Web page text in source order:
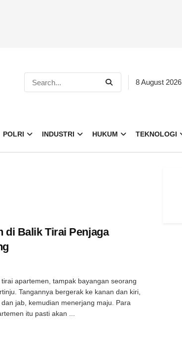
8 August 2026
POLRI INDUSTRI HUKUM TEKNOLOGI
di Balik Tirai Penjaga
apartemen, tampak bayangan seorang
Tangannya bergerak ke kanan dan kiri,
jab, kemudian menerjang maju. Para
itu pasti akan ...